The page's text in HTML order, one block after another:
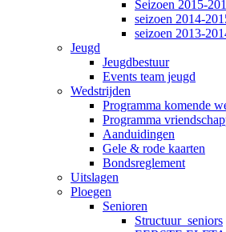
Seizoen 2015-
seizoen 2014-
seizoen 2013-
Jeugd
Jeugdbestuur
Events team jeugd
Wedstrijden
Programma komende
Programma
Aanduidingen
Gele & rode kaarten
Bondsreglement
Uitslagen
Ploegen
Senioren
Structuur_seniors